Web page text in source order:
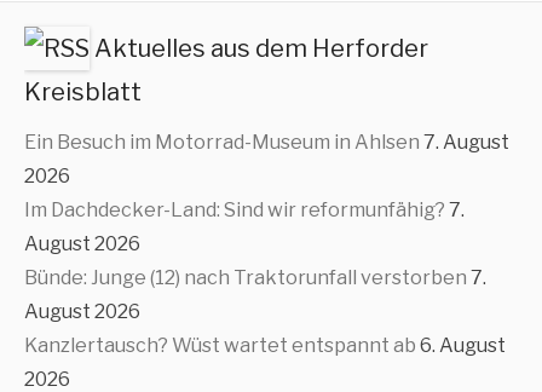
Aktuelles aus dem Herforder
Kreisblatt
Ein Besuch im Motorrad-Museum in Ahlsen 7. August
2026
Im Dachdecker-Land: Sind wir reformunfähig? 7.
August 2026
Bünde: Junge (12) nach Traktorunfall verstorben 7.
August 2026
Kanzlertausch? Wüst wartet entspannt ab 6. August
2026